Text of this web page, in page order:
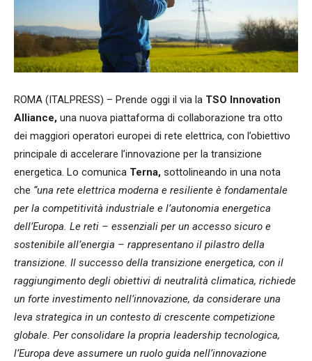
ROMA (ITALPRESS) – Prende oggi il via la TSO Innovation
Alliance, una nuova piattaforma di collaborazione tra otto
dei maggiori operatori europei di rete elettrica, con l’obiettivo
principale di accelerare l’innovazione per la transizione
energetica. Lo comunica Terna, sottolineando in una nota
che “una rete elettrica moderna e resiliente è fondamentale
per la competitività industriale e l’autonomia energetica
dell’Europa. Le reti – essenziali per un accesso sicuro e
sostenibile all’energia – rappresentano il pilastro della
transizione. Il successo della transizione energetica, con il
raggiungimento degli obiettivi di neutralità climatica, richiede
un forte investimento nell’innovazione, da considerare una
leva strategica in un contesto di crescente competizione
globale. Per consolidare la propria leadership tecnologica,
l’Europa deve assumere un ruolo guida nell’innovazione